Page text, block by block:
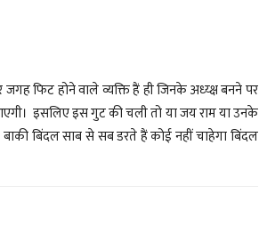
फिट होने वाले व्यक्ति हैं ही जिनके अध्य्क्ष बनने पर
इसलिए इस गुट की चली तो या जय राम या उनके
बिंदल साब से सब डरते हैं कोई नहीं चाहेगा बिंदल